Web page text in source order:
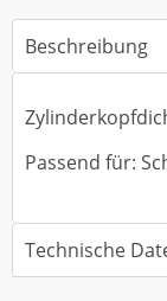
Beschreibung
Passend für:
Technische